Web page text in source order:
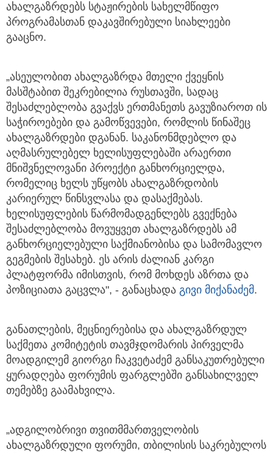
ახალგაზრდებს სტაჟირების სახელმწიფო
პროგრამასთან დაკავშირებული სიახლეები
გააცნო.
„ასეულობით ახალგაზრდა მთელი ქვეყნის
მასშტაბით შეკრებილია რუსთავში, სადაც
შესაძლებლობა გვაქვს ერთმანეთს გავუზიაროთ ის
საჭიროებები და გამოწვევები, რომლის წინაშეც
ახალგაზრდები დგანან. საკანონმდებლო და
აღმასრულებელ ხელისუფლებაში არაერთი
მნიშვნელოვანი პროექტი განხორციელდა,
რომელიც ხელს უწყობს ახალგაზრდობის
კარიერულ წინსვლასა და დასაქმებას.
ხელისუფლების წარმომადგენლებს გვექნება
შესაძლებლობა მოვუყვეთ ახალგაზრდებს ამ
განხორციელებული საქმიანობისა და სამომავლო
გეგმების შესახებ. ეს არის ძალიან კარგი
პლატფორმა იმისთვის, რომ მოხდეს აზრთა და
პოზიციათა გაცვლა", - განაცხადა გივი მიქანაძემ.
განათლების, მეცნიერებისა და ახალგაზრდულ
საქმეთა კომიტეტის თავმჯდომარის პირველმა
მოადგილემ გიორგი ჩაკვეტაძემ განსაკუთრებული
ყურადღება ფორუმის ფარგლებში განსახილველ
თემებზე გაამახვილა.
„ადგილობრივი თვითმმართველობის
ახალგაზრდული ფორუმი, თბილისის საკრებულოს